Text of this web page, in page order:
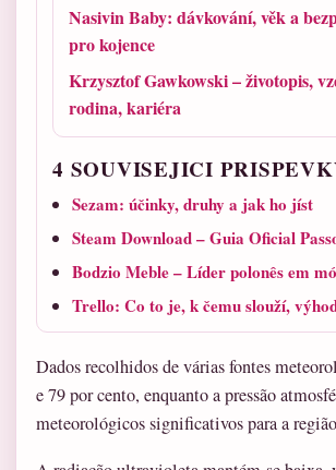
Nasivin Baby: dávkování, věk a
pro kojence
Krzysztof Gawkowski – životopis,
rodina, kariéra
4 SOUVISEJICI
Sezam: účinky, druhy a jak ho jíst
Steam Download – Guia Oficial
Bodzio Meble – Líder polonês em
Trello: Co to je, k čemu slouží,
Dados recolhidos de várias fontes
e 79 por cento, enquanto a pressão
meteorológicos significativos para a